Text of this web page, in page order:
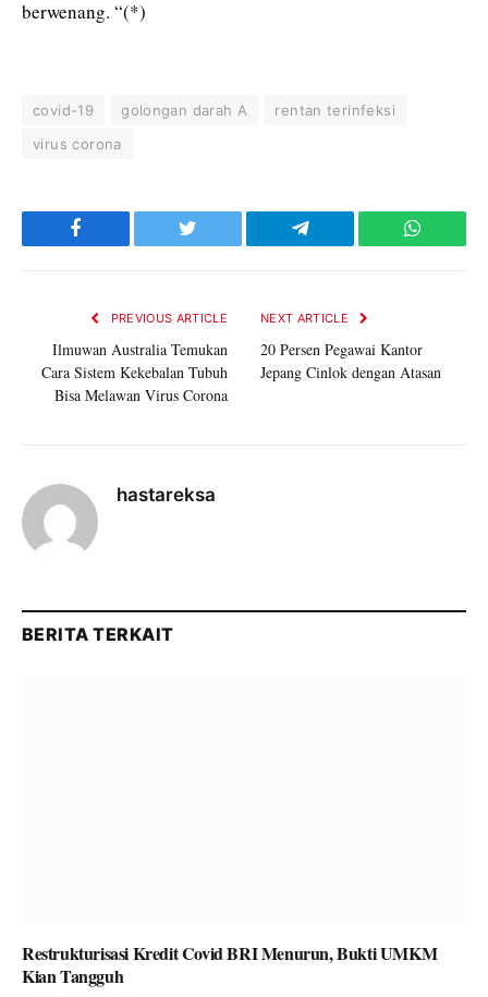
berwenang. “(*)
covid-19 golongan darah A
rentan terinfeksi
virus corona
Facebook Twitter Telegram
PREVIOUS ARTICLE
Ilmuwan Australia Temukan
Cara Sistem Kekebalan Tubuh
Bisa Melawan Virus Corona
NEXT ARTICLE
20 Persen Pegawai Kantor
Jepang Cinlok dengan Atasan
hastareksa
BERITA TERKAIT
Restrukturisasi Kredit Covid BRI Menurun, Bukti UMKM
Kian Tangguh